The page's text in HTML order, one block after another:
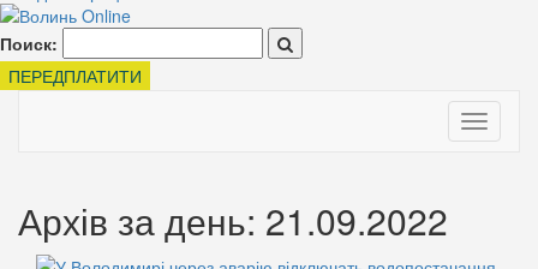
Поиск:
ПЕРЕДПЛАТИТИ
Toggle
Архів за день: 21.09.2022